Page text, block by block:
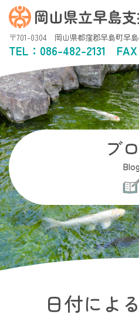
岡山県立早島
〒701-0304 岡山県都窪郡早島町早
TEL： 086-482-2131 FAX
ブ
Blog
日付によ